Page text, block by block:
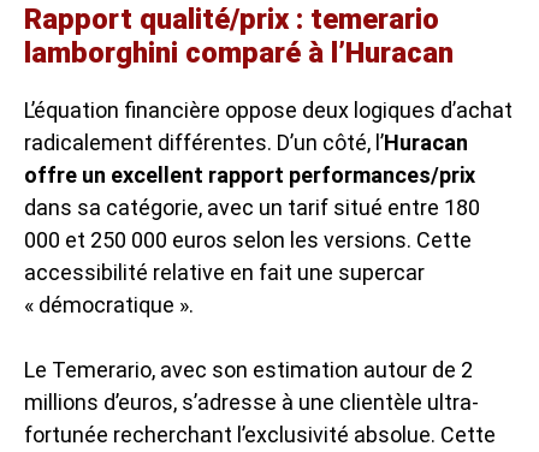
Rapport qualité/prix : temerario
lamborghini comparé à l’Huracan
L’équation financière oppose deux logiques d’achat
radicalement différentes. D’un côté, l’Huracan
offre un excellent rapport performances/prix
dans sa catégorie, avec un tarif situé entre 180
000 et 250 000 euros selon les versions. Cette
accessibilité relative en fait une supercar
« démocratique ».
Le Temerario, avec son estimation autour de 2
millions d’euros, s’adresse à une clientèle ultra-
fortunée recherchant l’exclusivité absolue. Cette